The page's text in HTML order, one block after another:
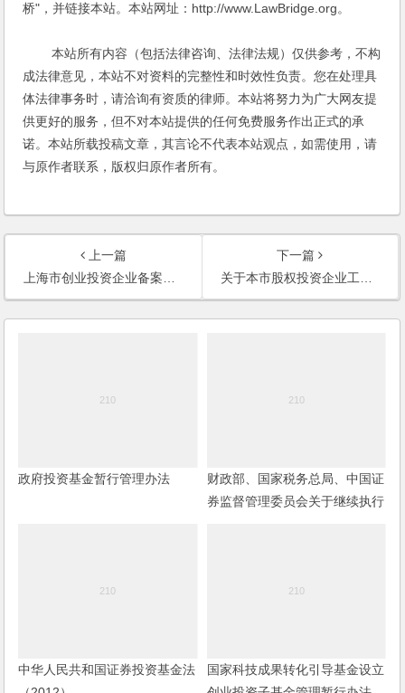
桥"，并链接本站。本站网址：http://www.LawBridge.org。
本站所有内容（包括法律咨询、法律法规）仅供参考，不构
成法律意见，本站不对资料的完整性和时效性负责。您在处理具
体法律事务时，请洽询有资质的律师。本站将努力为广大网友提
供更好的服务，但不对本站提供的任何免费服务作出正式的承
诺。本站所载投稿文章，其言论不代表本站观点，如需使用，请
与原作者联系，版权归原作者所有。
上一篇
上海市创业投资企业备案管理操作暂行办法
下一篇
关于本市股权投资企业工商登记等事项的通知
政府投资基金暂行管理办法
财政部、国家税务总局、中国证
券监督管理委员会关于继续执行
中华人民共和国证券投资基金法
国家科技成果转化引导基金设立